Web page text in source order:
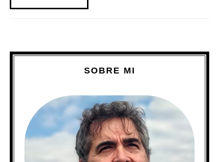
SOBRE MI